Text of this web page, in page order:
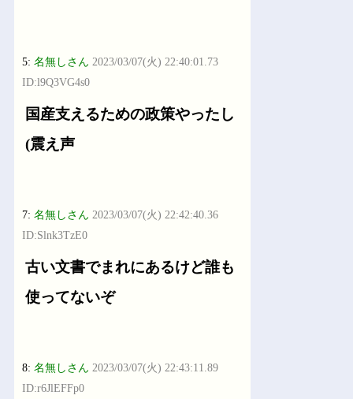
5:名無しさん 2023/03/07(火) 22:40:01.73
ID:l9Q3VG4s0
国産支えるための政策やったし
(震え声
7:名無しさん 2023/03/07(火) 22:42:40.36
ID:Slnk3TzE0
古い文書でまれにあるけど誰も
使ってないぞ
8:名無しさん 2023/03/07(火) 22:43:11.89
ID:r6JlEFFp0